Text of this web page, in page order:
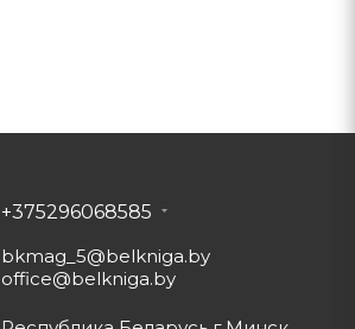
+375296068585
bkmag_5@belkniga.by
office@belkniga.by